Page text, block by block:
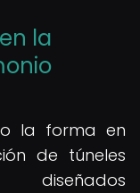
la
la forma en
de túneles
diseñados